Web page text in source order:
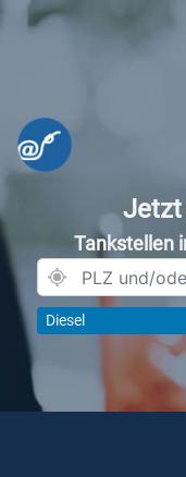
Jetzt
Tankstellen
Diesel